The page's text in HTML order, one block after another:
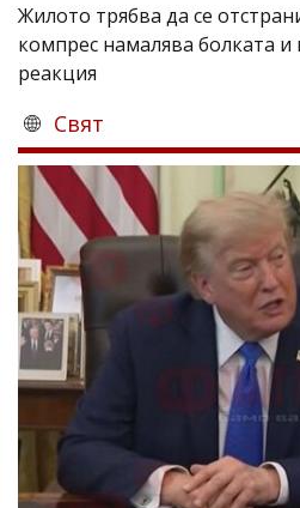
Жилото трябва да се
компрес намалява болката
реакция
Свят